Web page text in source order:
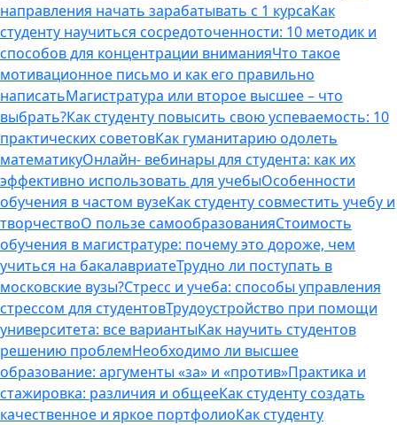
направления начать зарабатывать с 1 курсаКак
студенту научиться сосредоточенности: 10 методик и
способов для концентрации вниманияЧто такое
мотивационное письмо и как его правильно
написатьМагистратура или второе высшее – что
выбрать?Как студенту повысить свою успеваемость: 10
практических советовКак гуманитарию одолеть
математикуОнлайн- вебинары для студента: как их
эффективно использовать для учебыОсобенности
обучения в частом вузеКак студенту совместить учебу и
творчествоО пользе самообразованияСтоимость
обучения в магистратуре: почему это дороже, чем
учиться на бакалавриатеТрудно ли поступать в
московские вузы?Стресс и учеба: способы управления
стрессом для студентовТрудоустройство при помощи
университета: все вариантыКак научить студентов
решению проблемНеобходимо ли высшее
образование: аргументы «за» и «против»Практика и
стажировка: различия и общееКак студенту создать
качественное и яркое портфолиоКак студенту